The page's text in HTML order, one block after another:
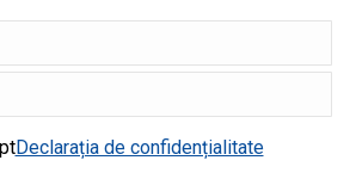
Declarația de confidențialitate